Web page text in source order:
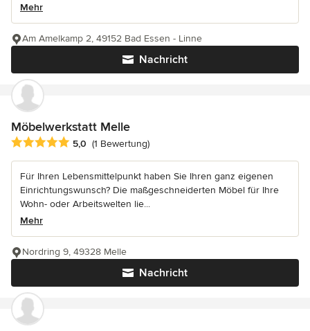
Mehr
Nachricht
Am Amelkamp 2, 49152 Bad Essen - Linne
Möbelwerkstatt Melle
Durchschnittliche Bewertung: 5 von 5 Sternen
5,0 (1 Bewertung)
Für Ihren Lebensmittelpunkt haben Sie Ihren ganz eigenen
Einrichtungswunsch? Die maßgeschneiderten Möbel für Ihre
Wohn- oder Arbeitswelten lie...
Mehr
Nachricht
Nordring 9, 49328 Melle